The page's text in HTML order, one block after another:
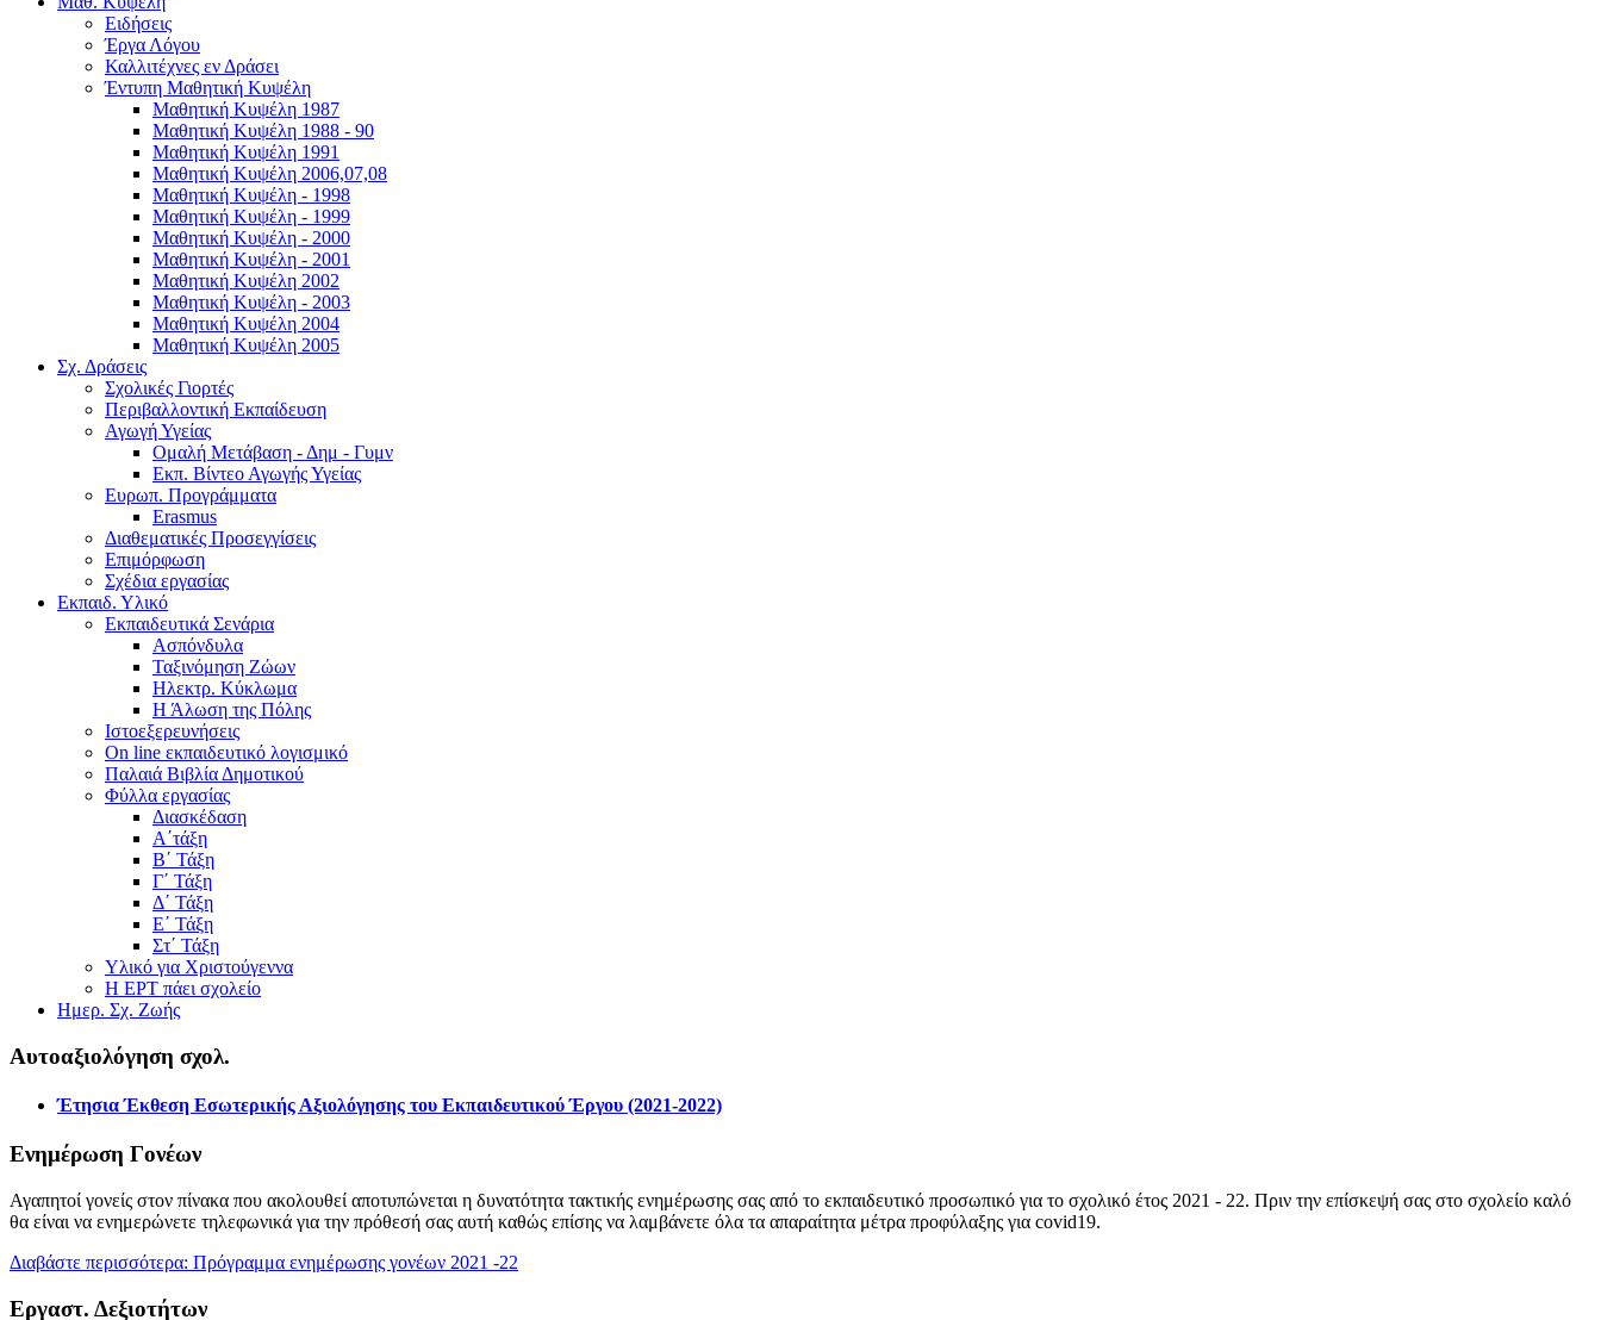
Ειδήσεις
Έργα Λόγου
Καλλιτέχνες εν Δράσει
Έντυπη Μαθητική Κυψέλη
Μαθητική Κυψέλη 1987
Μαθητική Κυψέλη 1988 - 90
Μαθητική Κυψέλη 1991
Μαθητική Κυψέλη 2006,07,08
Μαθητική Κυψέλη - 1998
Μαθητική Κυψέλη - 1999
Μαθητική Κυψέλη - 2000
Μαθητική Κυψέλη - 2001
Μαθητική Κυψέλη 2002
Μαθητική Κυψέλη - 2003
Μαθητική Κυψέλη 2004
Μαθητική Κυψέλη 2005
Σχ. Δράσεις
Σχολικές Γιορτές
Περιβαλλοντική Εκπαίδευση
Αγωγή Υγείας
Ομαλή Μετάβαση - Δημ - Γυμν
Εκπ. Βίντεο Αγωγής Υγείας
Ευρωπ. Προγράμματα
Erasmus
Διαθεματικές Προσεγγίσεις
Επιμόρφωση
Σχέδια εργασίας
Εκπαιδ. Υλικό
Εκπαιδευτικά Σενάρια
Ασπόνδυλα
Ταξινόμηση Ζώων
Ηλεκτρ. Κύκλωμα
Η Άλωση της Πόλης
Ιστοεξερευνήσεις
On line εκπαιδευτικό λογισμικό
Παλαιά Βιβλία Δημοτικού
Φύλλα εργασίας
Διασκέδαση
Α΄τάξη
Β΄ Τάξη
Γ΄ Τάξη
Δ΄ Τάξη
Ε΄ Τάξη
Στ΄ Τάξη
Υλικό για Χριστούγεννα
Η ΕΡΤ πάει σχολείο
Ημερ. Σχ. Ζωής
Αυτοαξιολόγηση σχολ.
Έτησια Έκθεση Εσωτερικής Αξιολόγησης του Εκπαιδευτικού Έργου (2021-2022)
Ενημέρωση Γονέων
Αγαπητοί γονείς στον πίνακα που ακολουθεί αποτυπώνεται η δυνατότητα τακτικής ενημέρωσης σας από το εκπαιδευτικό προσωπικό για το σχολικό έτος 2021 - 22. Πριν την επίσκεψή σας στο σχολείο καλό
θα είναι να ενημερώνετε τηλεφωνικά για την πρόθεσή σας αυτή καθώς επίσης να λαμβάνετε όλα τα απαραίτητα μέτρα προφύλαξης για covid19.
Διαβάστε περισσότερα: Πρόγραμμα ενημέρωσης γονέων 2021 -22
Εργαστ. Δεξιοτήτων